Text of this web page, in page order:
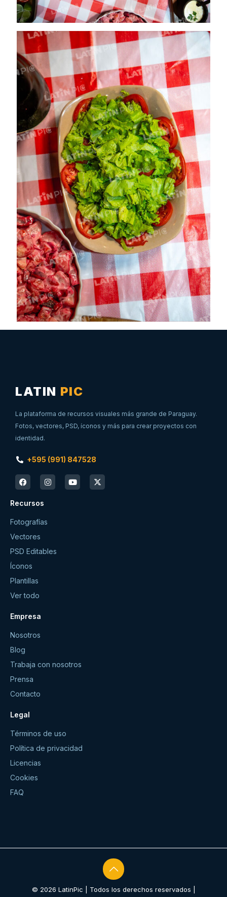
LATIN PIC
La plataforma de recursos visuales más grande de Paraguay.
Fotos, vectores, PSD, íconos y más para crear proyectos con
identidad.
+595 (991) 847528
Recursos
Fotografías
Vectores
PSD Editables
Íconos
Plantillas
Ver todo
Empresa
Nosotros
Blog
Trabaja con nosotros
Prensa
Contacto
Legal
Términos de uso
Política de privacidad
Licencias
Cookies
FAQ
© 2026 LatinPic | Todos los derechos reservados |